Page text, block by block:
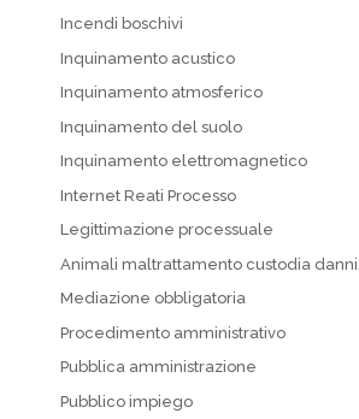
Incendi boschivi
Inquinamento acustico
Inquinamento atmosferico
Inquinamento del suolo
Inquinamento elettromagnetico
Internet Reati Processo
Legittimazione processuale
Animali maltrattamento custodia danni…
Mediazione obbligatoria
Procedimento amministrativo
Pubblica amministrazione
Pubblico impiego